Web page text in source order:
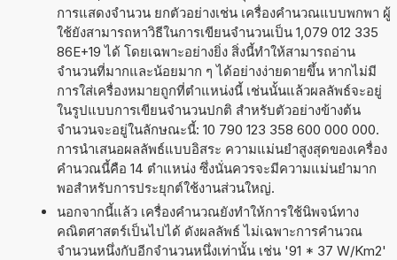
การแสดงจำนวน ยกตัวอย่างเช่น เครื่องคำนวณแบบพกพา ผู้
ใช้ยังสามารถหาวิธีในการเขียนจำนวนเป็น 1,079 012 335
86E+19 ได้ โดยเฉพาะอย่างยิ่ง สิ่งนี้ทำให้สามารถอ่าน
จำนวนที่มากและน้อยมาก ๆ ได้อย่างง่ายดายขึ้น หากไม่มี
การใส่เครื่องหมายถูกที่ตำแหน่งนี้ เช่นนั้นแล้วผลลัพธ์จะอยู่
ในรูปแบบการเขียนจำนวนปกติ สำหรับตัวอย่างข้างต้น
จำนวนจะอยู่ในลักษณะนี้: 10 790 123 358 600 000 000.
การนำเสนอผลลัพธ์แบบอิสระ ความแม่นยำสูงสุดของเครื่อง
คำนวณนี้คือ 14 ตำแหน่ง ซึ่งนั่นควรจะมีความแม่นยำมาก
พอสำหรับการประยุกต์ใช้งานส่วนใหญ่.
นอกจากนี้แล้ว เครื่องคำนวณยังทำให้การใช้นิพจน์ทาง
คณิตศาสตร์เป็นไปได้ ดังผลลัพธ์ ไม่เฉพาะการคำนวณ
จำนวนหนึ่งกับอีกจำนวนหนึ่งเท่านั้น เช่น '91 * 37 W/Km2'